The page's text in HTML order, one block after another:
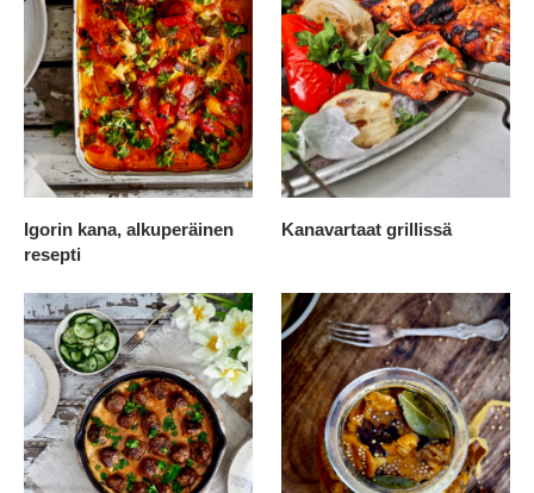
Igorin kana, alkuperäinen
resepti
Kanavartaat grillissä